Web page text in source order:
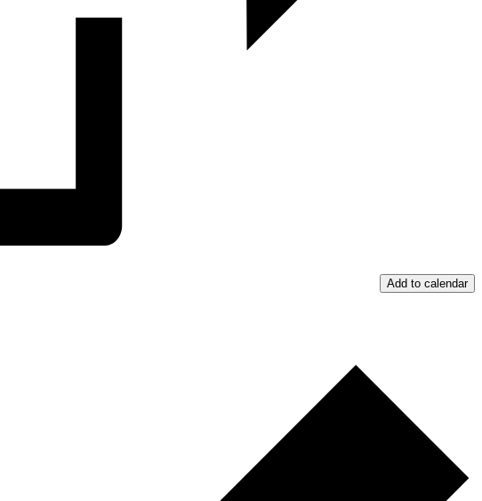
Add to calendar